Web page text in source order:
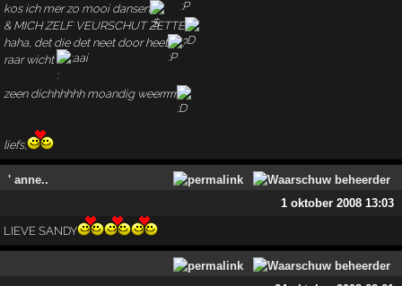
kos ich mer zo mooi dansen
& MICH ZELF VEURSCHUT ZETTE
haha, det die det neet door heet
?
raar wicht
zeen dichhhhhh moandig weerrrrr
liefs,
' anne..
1 oktober 2008 13:03
LIEVE SANDY